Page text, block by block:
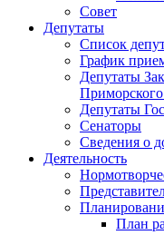
Совет
Депутаты
Список
График
Депутаты
Депутаты
Сенаторы
Сведения о
Деятельность
План